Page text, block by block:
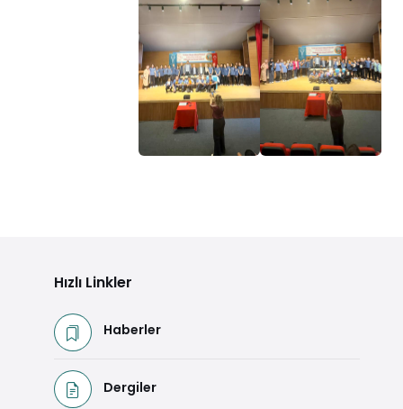
Hızlı Linkler
Haberler
Dergiler